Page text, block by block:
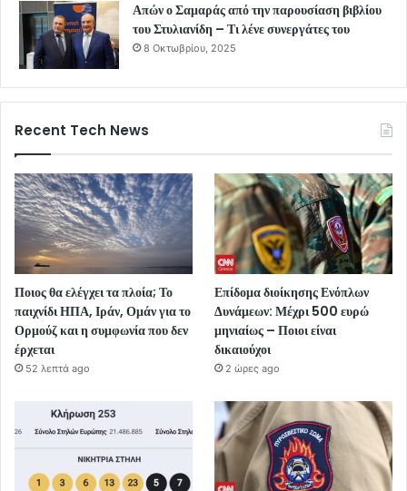
Απών ο Σαμαράς από την παρουσίαση βιβλίου
του Στυλιανίδη – Τι λένε συνεργάτες του
8 Οκτωβρίου, 2025
Recent Tech News
Ποιος θα ελέγχει τα πλοία; Το
παιχνίδι ΗΠΑ, Ιράν, Ομάν για το
Ορμούζ και η συμφωνία που δεν
έρχεται
52 λεπτά ago
Επίδομα διοίκησης Ενόπλων
Δυνάμεων: Μέχρι 500 ευρώ
μηνιαίως – Ποιοι είναι
δικαιούχοι
2 ώρες ago